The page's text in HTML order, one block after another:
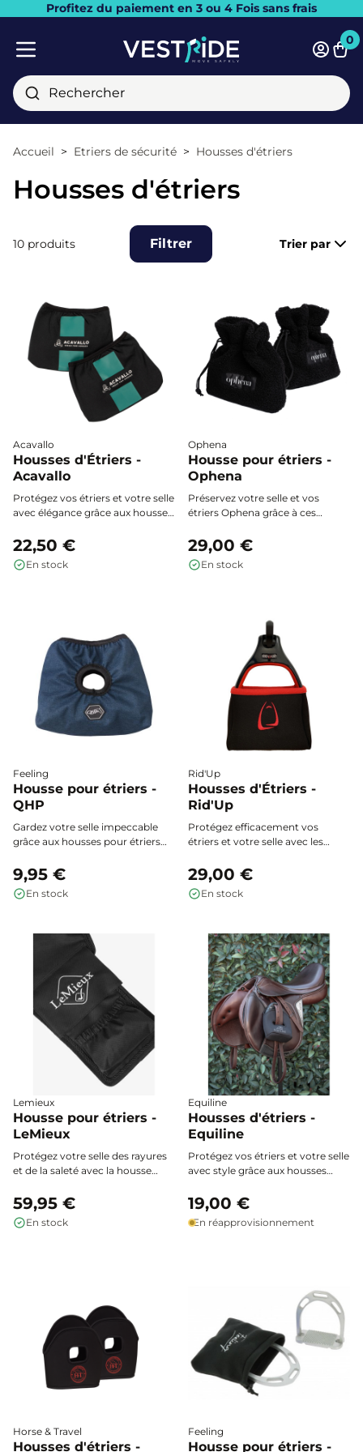
Profitez du paiement en 3 ou 4 Fois sans frais
Fermer
Rechercher
0
Accueil Etriers de sécurité Housses d'étriers
Housses d'étriers
10 produits Filtrer Trier par
Acavallo
Housses d'Étriers -
Acavallo
Protégez vos étriers et votre selle
avec élégance grâce aux housses
douce, coupe universelle et logo
signature pour une protection
optimale contre salissures et
22,50 €
En stock
Ophena
Housse pour étriers -
Ophena
Préservez votre selle et vos
étriers Ophena grâce à ces
imperméables. Protection
optimale contre les rayures et la
saleté, adaptées à tous les
29,00 €
En stock
Feeling
Housse pour étriers -
QHP
Gardez votre selle impeccable
grâce aux housses pour étriers
protège contre les rayures, tandis
que la doublure imperméable
empêche la poussière et
9,95 €
En stock
Rid'Up
Housses d'Étriers -
Rid'Up
Protégez efficacement vos
étriers et votre selle avec les
Conçues pour épouser la forme
de vos étriers, elles assurent
rangement, sécurité et style à
29,00 €
En stock
Lemieux
Housse pour étriers -
LeMieux
Protégez votre selle des rayures
et de la saleté avec la housse
polaire douce avec poche
élastique et fermeture
magnétique, pour une sécurité
59,95 €
En stock
Equiline
Housses d'étriers -
Equiline
Protégez vos étriers et votre selle
avec style grâce aux housses
souple, elles épousent
parfaitement la forme de vos
étriers pour une sécurité et une
19,00 €
En réapprovisionnement
Horse & Travel
Housses d'étriers -
Feeling
Housse pour étriers -